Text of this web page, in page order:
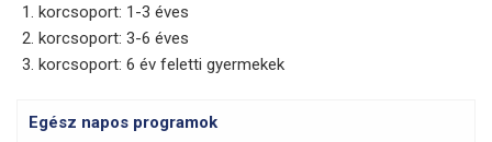
korcsoport: 1-3 éves
korcsoport: 3-6 éves
korcsoport: 6 év feletti gyermekek
Egész napos programok